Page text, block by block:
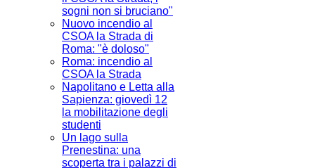
sogni non si bruciano"
Nuovo incendio al
CSOA la Strada di
Roma: "è doloso"
Roma: incendio al
CSOA la Strada
Napolitano e Letta alla
Sapienza: giovedì 12
la mobilitazione degli
studenti
Un lago sulla
Prenestina: una
scoperta tra i palazzi di